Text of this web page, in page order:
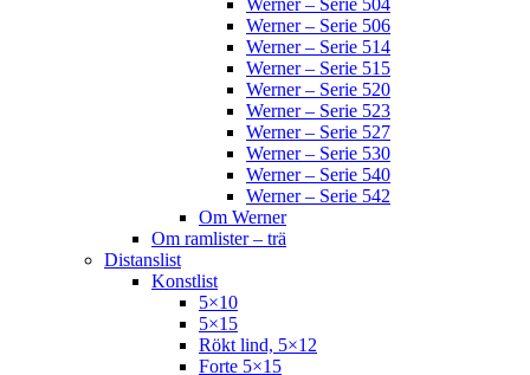
Werner – Serie 504
Werner – Serie 506
Werner – Serie 514
Werner – Serie 515
Werner – Serie 520
Werner – Serie 523
Werner – Serie 527
Werner – Serie 530
Werner – Serie 540
Werner – Serie 542
Om Werner
Om ramlister – trä
Distanslist
Konstlist
5×10
5×15
Rökt lind, 5×12
Forte 5×15